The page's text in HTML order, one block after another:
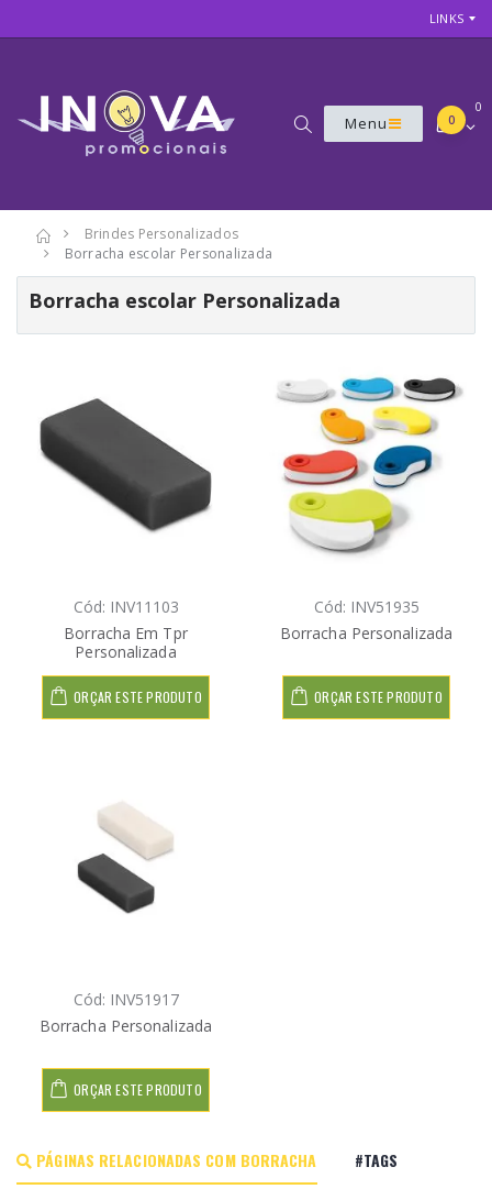
LINKS
Menu
0
0
Brindes Personalizados
Borracha escolar Personalizada
Borracha escolar Personalizada
Cód: INV11103
Borracha Em Tpr
Personalizada
ORÇAR ESTE PRODUTO
Cód: INV51935
Borracha Personalizada
ORÇAR ESTE PRODUTO
Cód: INV51917
Borracha Personalizada
ORÇAR ESTE PRODUTO
PÁGINAS RELACIONADAS COM BORRACHA
#TAGS